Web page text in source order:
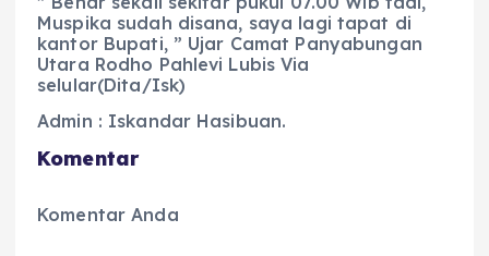
Muspika sudah disana, saya lagi tapat di
kantor Bupati, ” Ujar Camat Panyabungan
Utara Rodho Pahlevi Lubis Via
selular(Dita/Isk)
Admin : Iskandar Hasibuan.
Komentar
Komentar Anda